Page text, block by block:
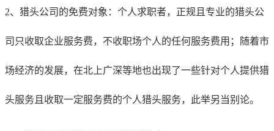
2、猎头公司的免费对象：个人求职者，正规且专业的猎头公
司只收取企业服务费，不收职场个人的任何服务费用；随着市
场经济的发展，在北上广深等地也出现了一些针对个人提供猎
头服务且收取一定服务费的个人猎头服务，此举另当别论。